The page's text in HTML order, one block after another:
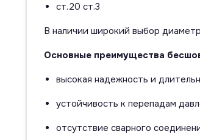
ст.20 ст.3
В наличии широкий выбор
Основные преимущества
высокая надежность и
устойчивость к перепадам
отсутствие сварного